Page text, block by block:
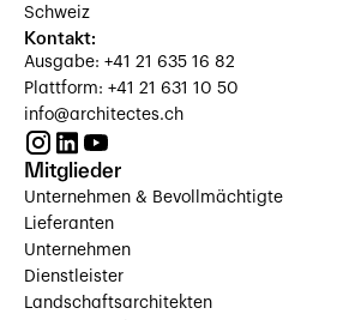
Schweiz
Kontakt:
Ausgabe: +41 21 635 16 82
Plattform: +41 21 631 10 50
info@architectes.ch
Mitglieder
Unternehmen & Bevollmächtigte
Lieferanten
Unternehmen
Dienstleister
Landschaftsarchitekten